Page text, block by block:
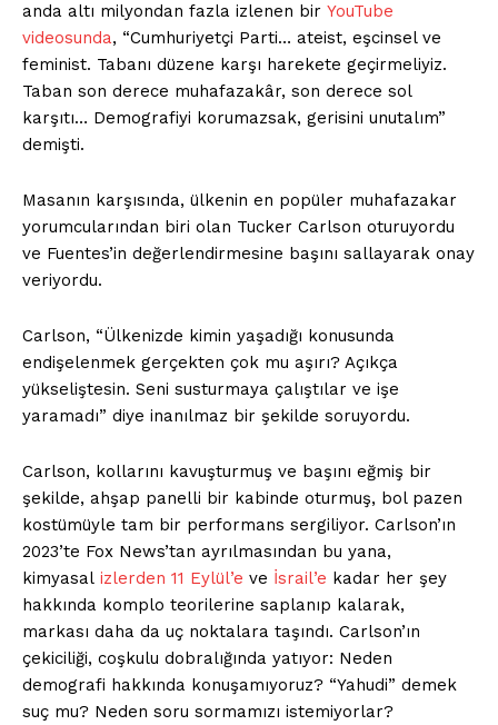
anda altı milyondan fazla izlenen bir YouTube
videosunda, “Cumhuriyetçi Parti… ateist, eşcinsel ve
feminist. Tabanı düzene karşı harekete geçirmeliyiz.
Taban son derece muhafazakâr, son derece sol
karşıtı… Demografiyi korumazsak, gerisini unutalım”
demişti.
Masanın karşısında, ülkenin en popüler muhafazakar
yorumcularından biri olan Tucker Carlson oturuyordu
ve Fuentes’in değerlendirmesine başını sallayarak onay
veriyordu.
Carlson, “Ülkenizde kimin yaşadığı konusunda
endişelenmek gerçekten çok mu aşırı? Açıkça
yükseliştesin. Seni susturmaya çalıştılar ve işe
yaramadı” diye inanılmaz bir şekilde soruyordu.
Carlson, kollarını kavuşturmuş ve başını eğmiş bir
şekilde, ahşap panelli bir kabinde oturmuş, bol pazen
kostümüyle tam bir performans sergiliyor. Carlson’ın
2023’te Fox News’tan ayrılmasından bu yana,
kimyasal izlerden 11 Eylül’e ve İsrail’e kadar her şey
hakkında komplo teorilerine saplanıp kalarak,
markası daha da uç noktalara taşındı. Carlson’ın
çekiciliği, coşkulu dobralığında yatıyor: Neden
demografi hakkında konuşamıyoruz? “Yahudi” demek
suç mu? Neden soru sormamızı istemiyorlar?